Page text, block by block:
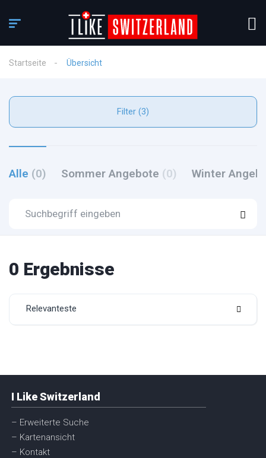
Startseite Übersicht
Filter (3)
Alle (0) Sommer Angebote (0) Winter
0 Ergebnisse
Relevanteste
I Like Switzerland
– Erweiterte Suche
– Kartenansicht
– Kontakt